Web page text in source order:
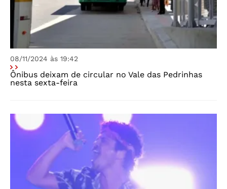
08/11/2024 às 19:42
Ônibus deixam de circular no Vale das Pedrinhas
nesta sexta-feira